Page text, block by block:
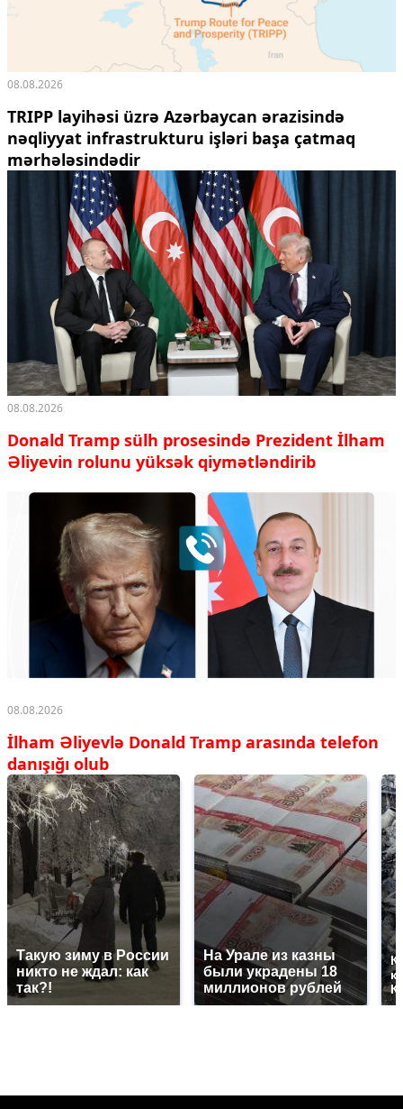
08.08.2026
TRIPP layihəsi üzrə Azərbaycan ərazisində
nəqliyyat infrastrukturu işləri başa çatmaq
mərhələsindədir
08.08.2026
Donald Tramp sülh prosesində Prezident İlham
Əliyevin rolunu yüksək qiymətləndirib
08.08.2026
İlham Əliyevlə Donald Tramp arasında telefon
danışığı olub
Такую зиму в России
никто не ждал: как
так?!
На Урале из казны
были украдены 18
миллионов рублей